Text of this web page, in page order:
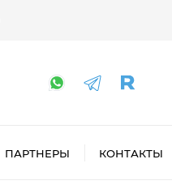
ПАРТНЕРЫ КОНТАКТЫ